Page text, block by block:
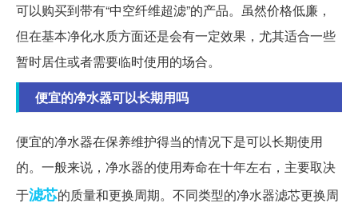
可以购买到带有“中空纤维超滤”的产品。虽然价格低廉，
但在基本净化水质方面还是会有一定效果，尤其适合一些
暂时居住或者需要临时使用的场合。
便宜的净水器可以长期用吗
便宜的净水器在保养维护得当的情况下是可以长期使用
的。一般来说，净水器的使用寿命在十年左右，主要取决
于滤芯的质量和更换周期。不同类型的净水器滤芯更换周